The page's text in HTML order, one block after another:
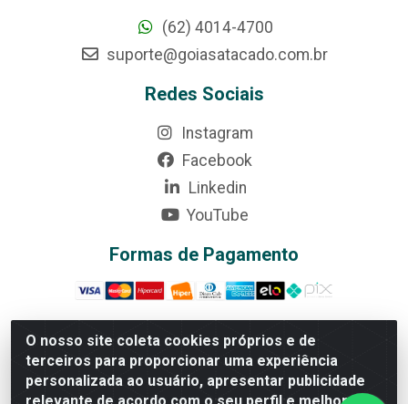
O nosso site coleta cookies próprios e de
terceiros para proporcionar uma experiência
personalizada ao usuário, apresentar publicidade
(62) 4014-4700
suporte@goiasatacado.com.br
Redes Sociais
Instagram
Facebook
Linkedin
YouTube
Formas de Pagamento
Rede Brasil - Avenida Universitária, nº 3860, Jardim das
Américas II Etapa - Anápolis/GO - CEP 75070-415 -
CNPJ 07.728.073/0002-24